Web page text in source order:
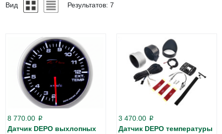
Вид Результатов: 7
8 770.00 p
Датчик DEPO выхлопных
3 470.00 p
Датчик DEPO температуры